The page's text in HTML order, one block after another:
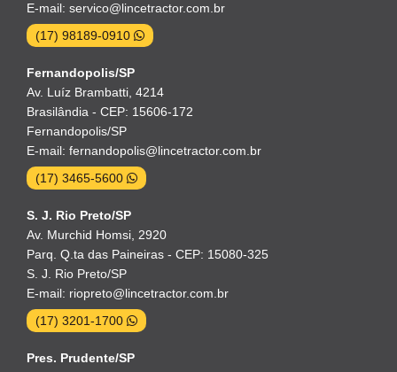
E-mail: servico@lincetractor.com.br
(17) 98189-0910
Fernandopolis/SP
Av. Luíz Brambatti, 4214
Brasilândia - CEP: 15606-172
Fernandopolis/SP
E-mail: fernandopolis@lincetractor.com.br
(17) 3465-5600
S. J. Rio Preto/SP
Av. Murchid Homsi, 2920
Parq. Q.ta das Paineiras - CEP: 15080-325
S. J. Rio Preto/SP
E-mail: riopreto@lincetractor.com.br
(17) 3201-1700
Pres. Prudente/SP